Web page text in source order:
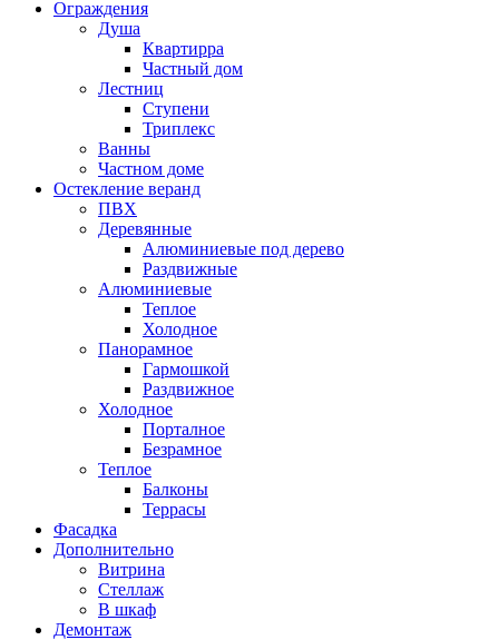
Ограждения
Душа
Квартирра
Частный дом
Лестниц
Ступени
Триплекс
Ванны
Частном доме
Остекление веранд
ПВХ
Деревянные
Алюминиевые под дерево
Раздвижные
Алюминиевые
Теплое
Холодное
Панорамное
Гармошкой
Раздвижное
Холодное
Порталное
Безрамное
Теплое
Балконы
Террасы
Фасадка
Дополнительно
Витрина
Стеллаж
В шкаф
Демонтаж